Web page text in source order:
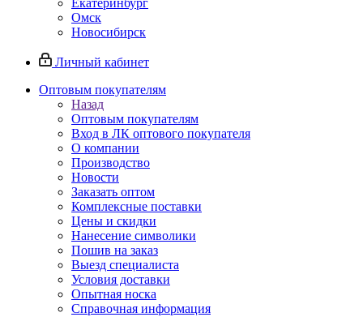
Екатеринбург
Омск
Новосибирск
Личный кабинет
Оптовым покупателям
Назад
Оптовым покупателям
Вход в ЛК оптового покупателя
О компании
Производство
Новости
Заказать оптом
Комплексные поставки
Цены и скидки
Нанесение символики
Пошив на заказ
Выезд специалиста
Условия доставки
Опытная носка
Справочная информация